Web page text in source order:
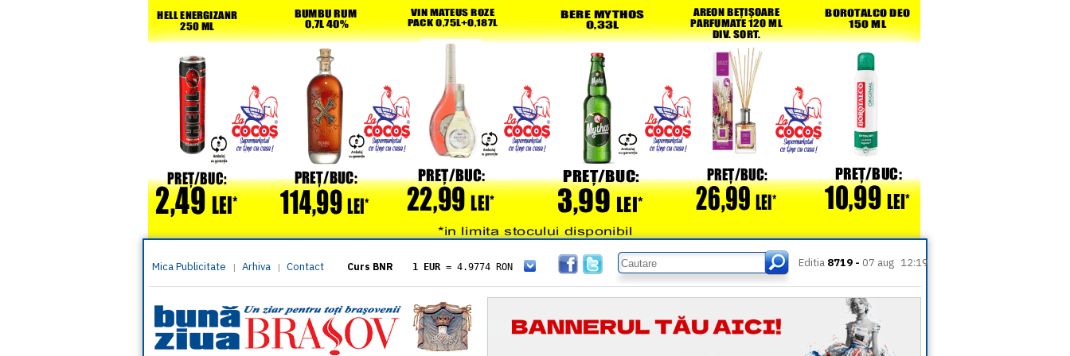
Mica Publicitate | Arhiva | Contact Curs BNR 1 EUR = 4.9774 RON
= 5.8304 RON
1 XAU= 464.4611 RON
1 AED= 1.1933 RON
1 AUD= 2.7957 RON
1 BGN= 2.5449 RON
Editia 8719 - 07 aug 12:19